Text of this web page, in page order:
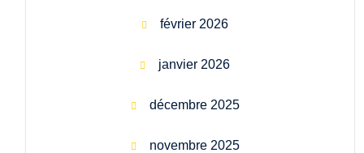
février 2026
janvier 2026
décembre 2025
novembre 2025